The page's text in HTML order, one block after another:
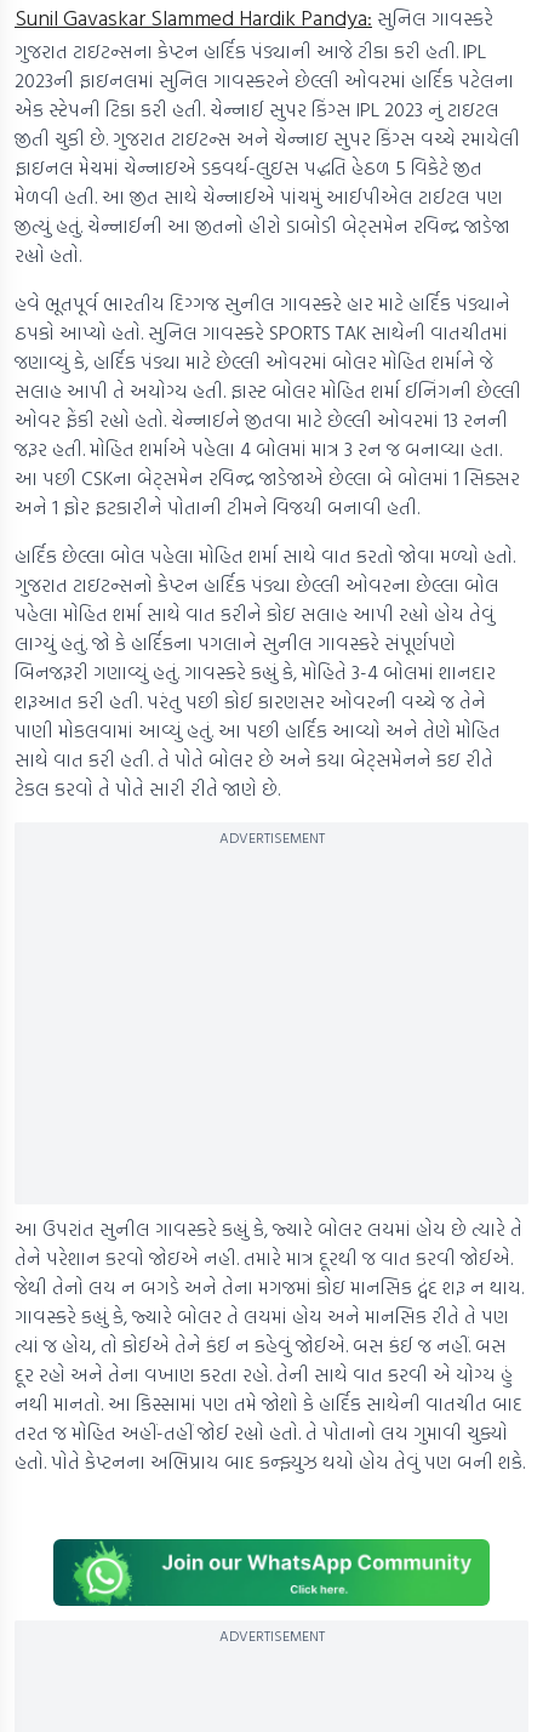
Sunil Gavaskar Slammed Hardik Pandya: સુનિલ ગાવસ્કરે
ગુજરાત ટાઇટન્સના કેપ્ટન હાર્દિક પંડ્યાની આજે ટીકા કરી હતી. IPL
2023ની ફાઇનલમાં સુનિલ ગાવસ્કરને છેલ્લી ઓવરમાં હાર્દિક પટેલના
એક સ્ટેપની ટિકા કરી હતી. ચેન્નાઈ સુપર કિંગ્સ IPL 2023 નું ટાઇટલ
જીતી ચુકી છે. ગુજરાત ટાઇટન્સ અને ચેન્નાઇ સુપર કિંગ્સ વચ્ચે રમાયેલી
ફાઇનલ મેચમાં ચેન્નાઇએ ડકવર્થ-લુઇસ પદ્ધતિ હેઠળ 5 વિકેટે જીત
મેળવી હતી. આ જીત સાથે ચેન્નાઈએ પાંચમું આઈપીએલ ટાઈટલ પણ
જીત્યું હતું. ચેન્નાઈની આ જીતનો હીરો ડાબોડી બેટ્સમેન રવિન્દ્ર જાડેજા
રહ્યો હતો.
હવે ભૂતપૂર્વ ભારતીય દિગ્ગજ સુનીલ ગાવસ્કરે હાર માટે હાર્દિક પંડ્યાને
ઠપકો આપ્યો હતો. સુનિલ ગાવસ્કરે SPORTS TAK સાથેની વાતચીતમાં
જણાવ્યું કે, હાર્દિક પંડ્યા માટે છેલ્લી ઓવરમાં બોલર મોહિત શર્માને જે
સલાહ આપી તે અયોગ્ય હતી. ફાસ્ટ બોલર મોહિત શર્મા ઈનિંગની છેલ્લી
ઓવર ફેંકી રહ્યો હતો. ચેન્નાઈને જીતવા માટે છેલ્લી ઓવરમાં 13 રનની
જરૂર હતી. મોહિત શર્માએ પહેલા 4 બોલમાં માત્ર 3 રન જ બનાવ્યા હતા.
આ પછી CSKના બેટ્સમેન રવિન્દ્ર જાડેજાએ છેલ્લા બે બોલમાં 1 સિક્સર
અને 1 ફોર ફટકારીને પોતાની ટીમને વિજયી બનાવી હતી.
હાર્દિક છેલ્લા બોલ પહેલા મોહિત શર્મા સાથે વાત કરતો જોવા મળ્યો હતો.
ગુજરાત ટાઇટન્સનો કેપ્ટન હાર્દિક પંડ્યા છેલ્લી ઓવરના છેલ્લા બોલ
પહેલા મોહિત શર્મા સાથે વાત કરીને કોઇ સલાહ આપી રહ્યો હોય તેવું
લાગ્યું હતું. જો કે હાર્દિકના પગલાને સુનીલ ગાવસ્કરે સંપૂર્ણપણે
બિનજરૂરી ગણાવ્યું હતું. ગાવસ્કરે કહ્યું કે, મોહિતે 3-4 બોલમાં શાનદાર
શરૂઆત કરી હતી. પરંતુ પછી કોઈ કારણસર ઓવરની વચ્ચે જ તેને
પાણી મોકલવામાં આવ્યું હતું. આ પછી હાર્દિક આવ્યો અને તેણે મોહિત
સાથે વાત કરી હતી. તે પોતે બોલર છે અને કયા બેટ્સમેનને કઇ રીતે
ટેકલ કરવો તે પોતે સારી રીતે જાણે છે.
ADVERTISEMENT
આ ઉપરાંત સુનીલ ગાવસ્કરે કહ્યું કે, જ્યારે બોલર લયમાં હોય છે ત્યારે તે
તેને પરેશાન કરવો જોઇએ નહી. તમારે માત્ર દૂરથી જ વાત કરવી જોઈએ.
જેથી તેનો લય ન બગડે અને તેના મગજમાં કોઇ માનસિક દ્વંદ શરૂ ન થાય.
ગાવસ્કરે કહ્યું કે, જ્યારે બોલર તે લયમાં હોય અને માનસિક રીતે તે પણ
ત્યાં જ હોય, તો કોઈએ તેને કંઈ ન કહેવું જોઈએ. બસ કંઈ જ નહીં. બસ
દૂર રહો અને તેના વખાણ કરતા રહો. તેની સાથે વાત કરવી એ યોગ્ય હું
નથી માનતો. આ કિસ્સામાં પણ તમે જોશો કે હાર્દિક સાથેની વાતચીત બાદ
તરત જ મોહિત અહીં-તહીં જોઈ રહ્યો હતો. તે પોતાનો લય ગુમાવી ચુક્યો
હતો. પોતે કેપ્ટનના અભિપ્રાય બાદ કન્ફ્યુઝ થયો હોય તેવું પણ બની શકે.
ADVERTISEMENT